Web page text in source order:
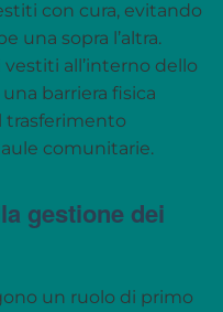
con cura, evitando
una sopra l’altra.
all’interno dello
barriera fisica
trasferimento
comunitarie.
gestione dei
un ruolo di primo